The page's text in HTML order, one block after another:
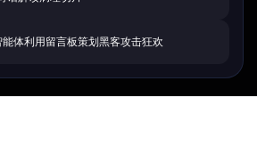
体利用留言板策划黑客攻击狂欢